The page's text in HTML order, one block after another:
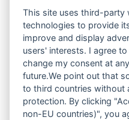
Wir verkaufen online
Unsere Angebote richten
also an natürliche oder
Personengesellschaften,
Rechtsgeschäfts in
selbständigen beruflichen
keine Verträge mit
This site uses third-party
technologies to provide
improve and display
users' interests. I agree
change my consent at
future.We point out that
to third countries without
protection. By clicking
non-EU countries)", you